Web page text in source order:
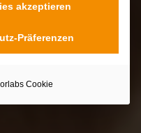
akzeptieren
Präferenzen
Cookie